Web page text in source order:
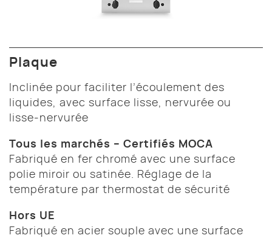
Plaque
Inclinée pour faciliter l’écoulement des
liquides, avec surface lisse, nervurée ou
lisse-nervurée
Tous les marchés – Certifiés MOCA
Fabriqué en fer chromé avec une surface
polie miroir ou satinée. Réglage de la
température par thermostat de sécurité
Hors UE
Fabriqué en acier souple avec une surface